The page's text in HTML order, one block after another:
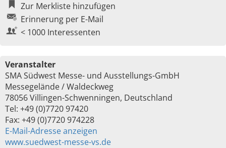
Zur Merkliste hinzufügen
Erinnerung per E-Mail
< 1000 Interessenten
Veranstalter
SMA Südwest Messe- und Ausstellungs-GmbH
Messegelände / Waldeckweg
78056 Villingen-Schwenningen, Deutschland
Tel: +49 (0)7720 97420
Fax: +49 (0)7720 974228
E-Mail-Adresse anzeigen
www.suedwest-messe-vs.de